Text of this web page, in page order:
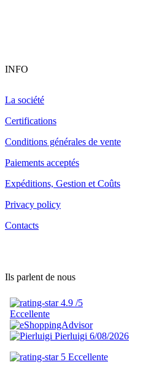
INFO
La société
Certifications
Conditions générales de vente
Paiements acceptés
Expéditions, Gestion et Coûts
Privacy policy
Contacts
Ils parlent de nous